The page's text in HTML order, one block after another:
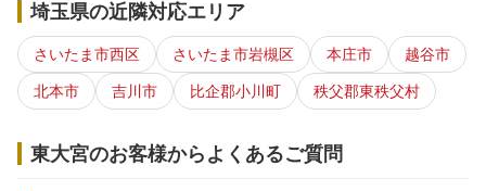
埼玉県の近隣対応エリア
さいたま市西区 さいたま市岩槻区 本庄市
越谷市
北本市
吉川市 比企郡小川町 秩父郡東秩父村
東大宮のお客様からよくあるご質問